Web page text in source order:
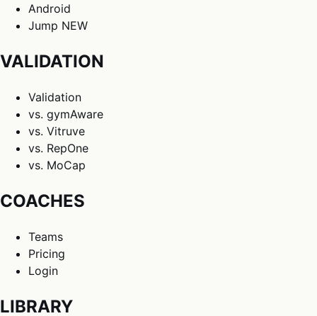
Android
Jump NEW
VALIDATION
Validation
vs. gymAware
vs. Vitruve
vs. RepOne
vs. MoCap
COACHES
Teams
Pricing
Login
LIBRARY